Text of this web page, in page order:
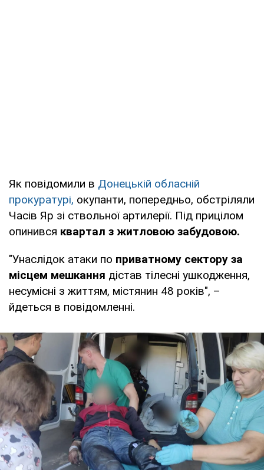
Як повідомили в Донецькій обласній
прокуратурі, окупанти, попередньо, обстріляли
Часів Яр зі ствольної артилерії. Під прицілом
опинився квартал з житловою забудовою.
"Унаслідок атаки по приватному сектору за
місцем мешкання дістав тілесні ушкодження,
несумісні з життям, містянин 48 років", –
йдеться в повідомленні.